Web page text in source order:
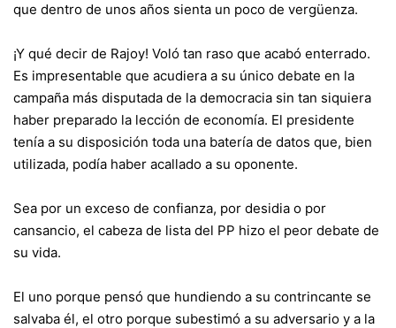
que dentro de unos años sienta un poco de vergüenza.
¡Y qué decir de Rajoy! Voló tan raso que acabó enterrado.
Es impresentable que acudiera a su único debate en la
campaña más disputada de la democracia sin tan siquiera
haber preparado la lección de economía. El presidente
tenía a su disposición toda una batería de datos que, bien
utilizada, podía haber acallado a su oponente.
Sea por un exceso de confianza, por desidia o por
cansancio, el cabeza de lista del PP hizo el peor debate de
su vida.
El uno porque pensó que hundiendo a su contrincante se
salvaba él, el otro porque subestimó a su adversario y a la